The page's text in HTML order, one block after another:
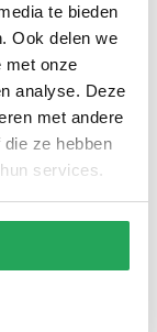
te bieden
Ook delen we
met onze
analyse. Deze
met andere
ze hebben
services.
bij dieren:
21-
2, 3 & 4 juli
in Groningen